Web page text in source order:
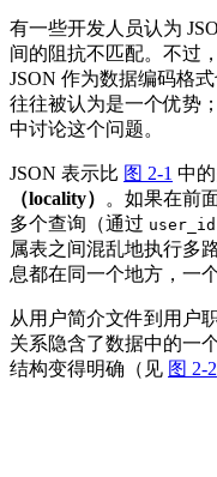
有一些开发人员认为
间的阻抗不匹配。不过
JSON 作为数据编码格
往往被认为是一个优势
中讨论这个问题。
JSON 表示比 图 2-1 中
（locality）
。如果在前
多个查询（通过 user_id
属表之间混乱地执行多
息都在同一个地方，一
从用户简介文件到用户
关系隐含了数据中的一
结构变得明确（见 图 2-2